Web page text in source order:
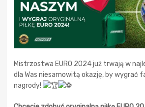
Mistrzostwa EURO 2024 już trwają w
dla Was niesamowitą okazję, by wygrać
nagrody!